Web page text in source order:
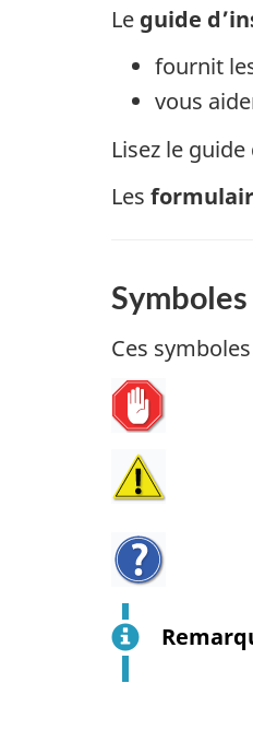
Le guide
fournit
vous
Lisez le
Les
Ces